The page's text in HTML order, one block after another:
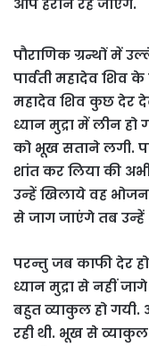
आप हैरान रह जाएंगे.
पौराणिक ग्रन्थों में
पार्वती महादेव शिव
महादेव शिव कुछ देर
ध्यान मुद्रा में लीन
को भूख सताने लगी.
शांत कर लिया की
उन्हें खिलाये वह
से जाग जाएंगे तब
परन्तु जब काफी देर
ध्यान मुद्रा से नहीं
बहुत व्याकुल हो
रही थी. भूख से व्याकुल